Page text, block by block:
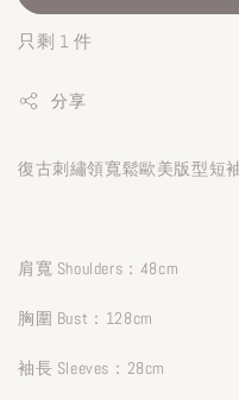
只剩 1 件
分享
復古刺繡領寬鬆歐美版型短
肩寬 Shoulders：48cm
胸圍 Bust：128cm
袖長 Sleeves：28cm